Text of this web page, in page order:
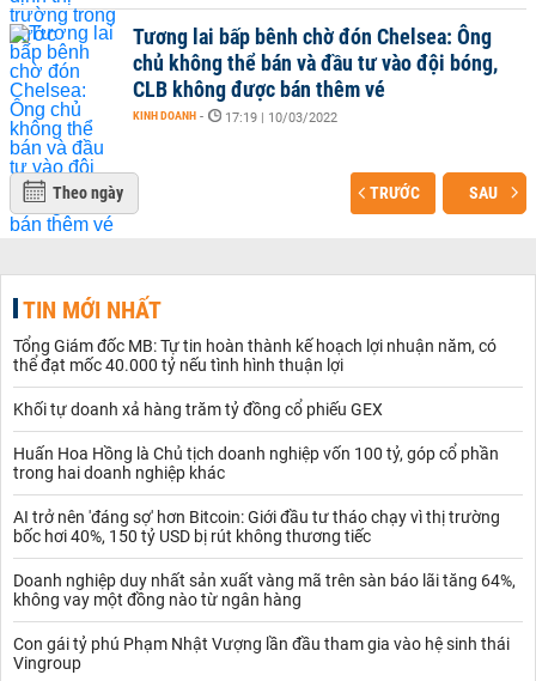
Tương lai bấp bênh chờ đón Chelsea: Ông
chủ không thể bán và đầu tư vào đội bóng,
CLB không được bán thêm vé
KINH DOANH - 17:19 | 10/03/2022
Theo ngày TRƯỚC SAU
TIN MỚI NHẤT
Tổng Giám đốc MB: Tự tin hoàn thành kế hoạch lợi nhuận năm, có
thể đạt mốc 40.000 tỷ nếu tình hình thuận lợi
Khối tự doanh xả hàng trăm tỷ đồng cổ phiếu GEX
Huấn Hoa Hồng là Chủ tịch doanh nghiệp vốn 100 tỷ, góp cổ phần
trong hai doanh nghiệp khác
AI trở nên 'đáng sợ' hơn Bitcoin: Giới đầu tư tháo chạy vì thị trường
bốc hơi 40%, 150 tỷ USD bị rút không thương tiếc
Doanh nghiệp duy nhất sản xuất vàng mã trên sàn báo lãi tăng 64%,
không vay một đồng nào từ ngân hàng
Con gái tỷ phú Phạm Nhật Vượng lần đầu tham gia vào hệ sinh thái
Vingroup